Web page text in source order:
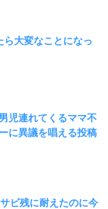
大変なことになっ
児連れてくるママ不
に異議を唱える投稿
ビ残に耐えたのに今